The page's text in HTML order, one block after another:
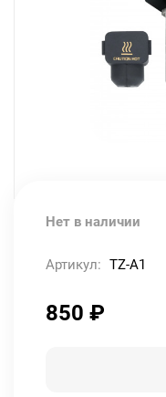
Нет в наличии
Артикул: TZ-A1
850 ₽